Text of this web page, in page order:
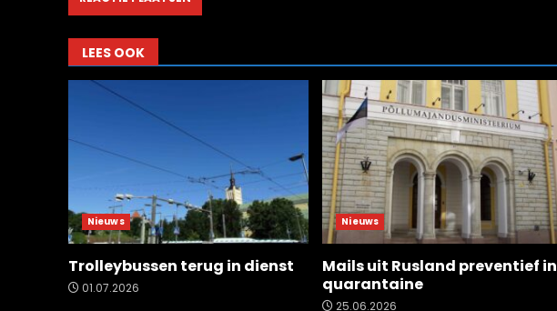
LEES OOK
Nieuws
Trolleybussen terug in dienst
01.07.2026
Nieuws
Mails uit Rusland preventief in
quarantaine
25.06.2026